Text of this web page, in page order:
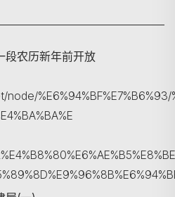
段农历新年前开放
%E6%94%BF%E7%B6%93/